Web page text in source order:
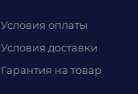
Условия оплаты
Условия доставки
Гарантия на товар